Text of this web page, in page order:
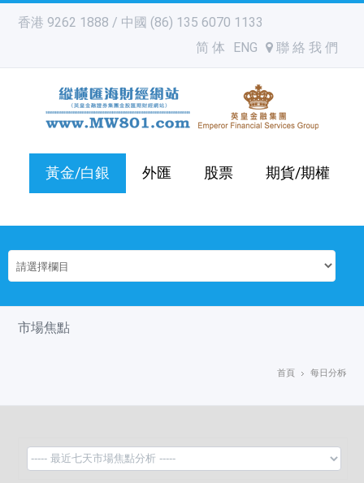
香港 9262 1888 / 中國 (86) 135 6070 1133
简 体
ENG 聯 絡 我 們
黃金/白銀 外匯 股票 期貨/期權
市場焦點
首頁 每日分析